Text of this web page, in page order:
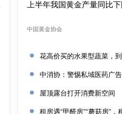
上半年我国黄金产量同比
中国黄金协会
花高价买的水果型蔬菜，
中消协：警惕私域医药广
屋顶露台打开消费新空间
租房遇“甲醛房”“蘑菇房”